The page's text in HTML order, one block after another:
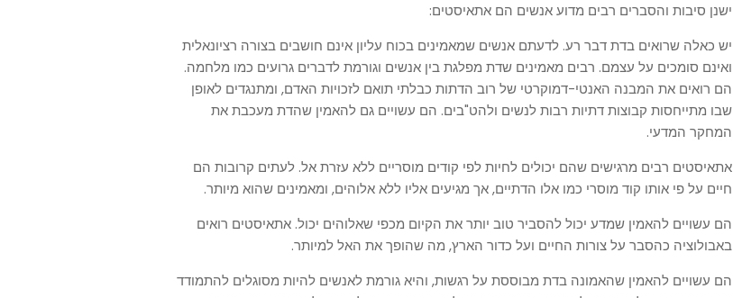
ישנן סיבות והסברים רבים מדוע אנשים הם אתאיסטים:
יש כאלה שרואים בדת דבר רע. לדעתם אנשים שמאמינים בכוח עליון אינם חושבים בצורה רציונאלית
ואינם סומכים על עצמם. רבים מאמינים שדת מפלגת בין אנשים וגורמת לדברים גרועים כמו מלחמה.
הם רואים את המבנה האנטי-דמוקרטי של רוב הדתות כבלתי תואם לזכויות האדם, ומתנגדים לאופן
שבו מתייחסות קבוצות דתיות רבות לנשים ולהט"בים. הם עשויים גם להאמין שהדת מעכבת את
המחקר המדעי.
אתאיסטים רבים מרגישים שהם יכולים לחיות לפי קודים מוסריים ללא עזרת אל. לעתים קרובות הם
חיים על פי אותו קוד מוסרי כמו אלו הדתיים, אך מגיעים אליו ללא אלוהים, ומאמינים שהוא מיותר.
הם עשויים להאמין שמדע יכול להסביר טוב יותר את הקיום מכפי שאלוהים יכול. אתאיסטים רואים
באבולוציה כהסבר על צורות החיים ועל כדור הארץ, מה שהופך את האל למיותר.
הם עשויים להאמין שהאמונה בדת מבוססת על רגשות, והיא גורמת לאנשים להיות מסוגלים להתמודד